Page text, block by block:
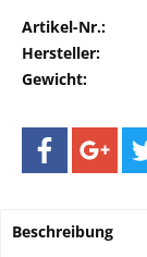
Artikel-Nr.:
Hersteller:
Gewicht:
Beschreibung